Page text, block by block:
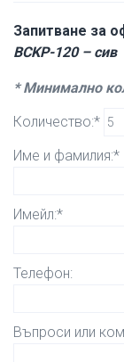
Запитване за
BCKP-120 – сив
* Минимално
Количество:*
Име и фамилия:*
Имейл:*
Телефон:
Въпроси или